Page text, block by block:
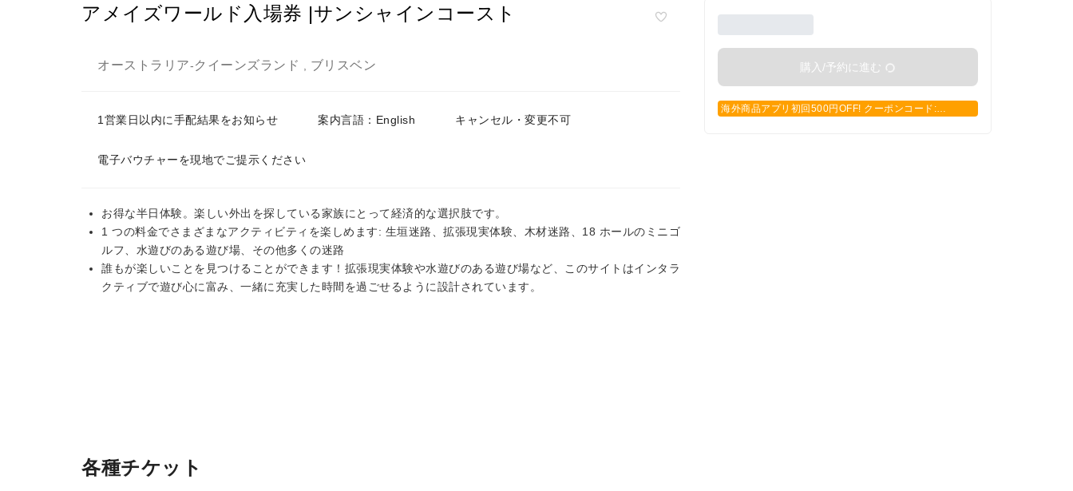
アメイズワールド入場券 |サンシャインコースト
オーストラリア-クイーンズランド ブリスベン
1営業日以内に手配結果をお知らせ 案内言語：English キャンセル・変更不可
電子バウチャーを現地でご提示ください
お得な半日体験。楽しい外出を探している家族にとって経済的な選択肢です。
1 つの料金でさまざまなアクティビティを楽しめます: 生垣迷路、拡張現実体験、木材迷路、18 ホールのミニゴ
ルフ、水遊びのある遊び場、その他多くの迷路
誰もが楽しいことを見つけることができます！拡張現実体験や水遊びのある遊び場など、このサイトはインタラ
クティブで遊び心に富み、一緒に充実した時間を過ごせるように設計されています。
購入/予約に進む
海外商品アプリ初回500円OFF! クーポンコード:
各種チケット